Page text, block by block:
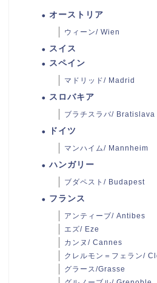
オーストリア
ウィーン/ Wien
スイス
スペイン
マドリッド/ Madrid
スロバキア
ブラチスラバ/ Bratislava
ドイツ
マンハイム/ Mannheim
ハンガリー
ブダペスト/ Budapest
フランス
アンティーブ/ Antibes
エズ/ Eze
カンヌ/ Cannes
クレルモン＝フェラン/
グラース/Grasse